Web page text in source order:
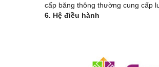
cấp băng thông thường cung cấp
6. Hệ điều hành